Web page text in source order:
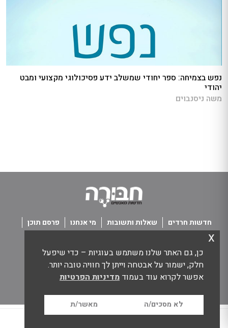
כן, גם האתר שלנו משתמש בעוגיות – כדי שיפעל
חלק, ישמור על אבטחה וייתן לך חוויה טובה יותר.
אפשר לקרוא עוד בעמוד מדיניות הפרטיות
לא מסכים/ה מאשר/ת
x
נפש בצמיחה: ספר יחודי שמשלב ידע פסיכולוגי מקצועי ומבט
יהודי
משה ניסנבוים
חדשות חרדים שאלות ותשובות מי אנחנו
פרסם תוכן
כל הזכויות שמורות חבורה - חדשות מאנשים